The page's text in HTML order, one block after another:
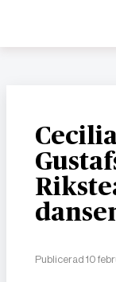
Publicerad 10